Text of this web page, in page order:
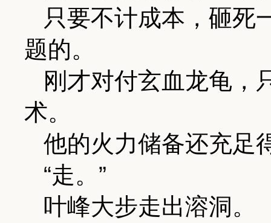
只要不计成本，砸死
题的。
刚才对付玄血龙龟，
术。
他的火力储备还充足
“走。”
叶峰大步走出溶洞。